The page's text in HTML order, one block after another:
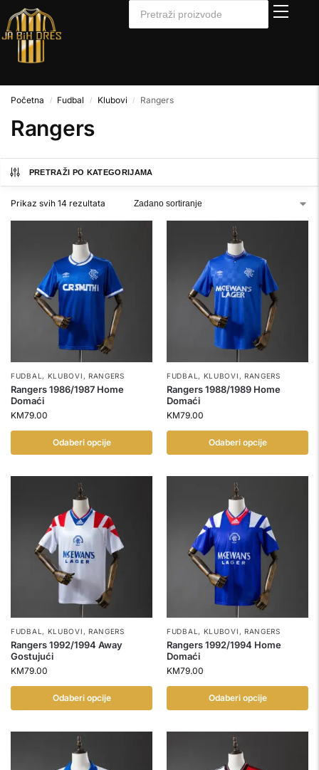
Početna / Fudbal / Klubovi / Rangers
Rangers
PRETRAŽI PO KATEGORIJAMA
Prikaz svih 14 rezultata
FUDBAL , KLUBOVI , RANGERS
Rangers 1986/1987 Home
Domaći
KM79.00
Odaberi opcije
FUDBAL , KLUBOVI , RANGERS
Rangers 1988/1989 Home
Domaći
KM79.00
Odaberi opcije
FUDBAL , KLUBOVI , RANGERS
Rangers 1992/1994 Away
Gostujući
KM79.00
Odaberi opcije
FUDBAL , KLUBOVI , RANGERS
Rangers 1992/1994 Home
Domaći
KM79.00
Odaberi opcije